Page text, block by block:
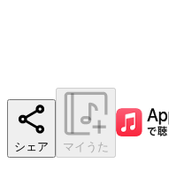
シェア マイうた